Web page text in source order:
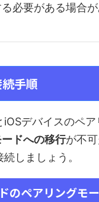
必要がある場合が
手順
デバイスのペア
ドへの移行が不
しましょう。
のペアリングモ